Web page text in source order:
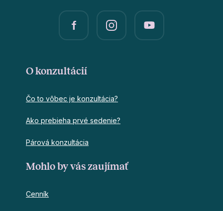
O konzultácií
Čo to vôbec je konzultácia?
Ako prebieha prvé sedenie?
Párová konzultácia
Mohlo by vás zaujímať
Cenník